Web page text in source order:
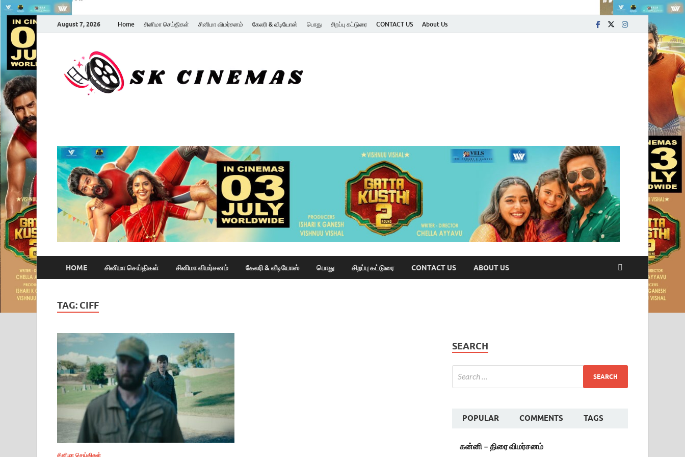
August 7, 2026 Home சினிமா செய்திகள் சினிமா விமர்சனம் கேலரி & வீடியோஸ் பொது சிறப்பு கட்டுரை CONTACT US About Us
HOME சினிமா செய்திகள் சினிமா விமர்சனம் கேலரி & வீடியோஸ் பொது சிறப்பு கட்டுரை CONTACT US ABOUT US
TAG: CIFF
சினிமா செய்திகள்
SEARCH
POPULAR COMMENTS TAGS
கன்னி – திரை விமர்சனம்